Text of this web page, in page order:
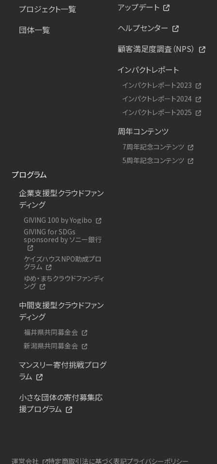
プロジェクト一覧
団体一覧
アップデート
ヘルプセンター
顧客満足度調査（NPS）
インパクトレポート
インパクトレポート2023
インパクトレポート2024
インパクトレポート2025
周年コンテンツ
7周年記念コンテンツ
5周年記念コンテンツ
プログラム
企業支援型クラウドファン
ディング
GIVING 100 by Yogibo
GIVING for SDGs
sponsored by ソニー銀行
ケイズハウスNPO助成プロ
グラム
ゆめ・まちクラウドファンディ
ング
中間支援型クラウドファン
ディング
福井県共同募金会
新潟県共同募金会
マンスリー寄付挑戦プログ
ラム
小さな団体の寄付募集応
援プログラム
運営会社 特定商取引法に基づく表記プライバシーポリシー